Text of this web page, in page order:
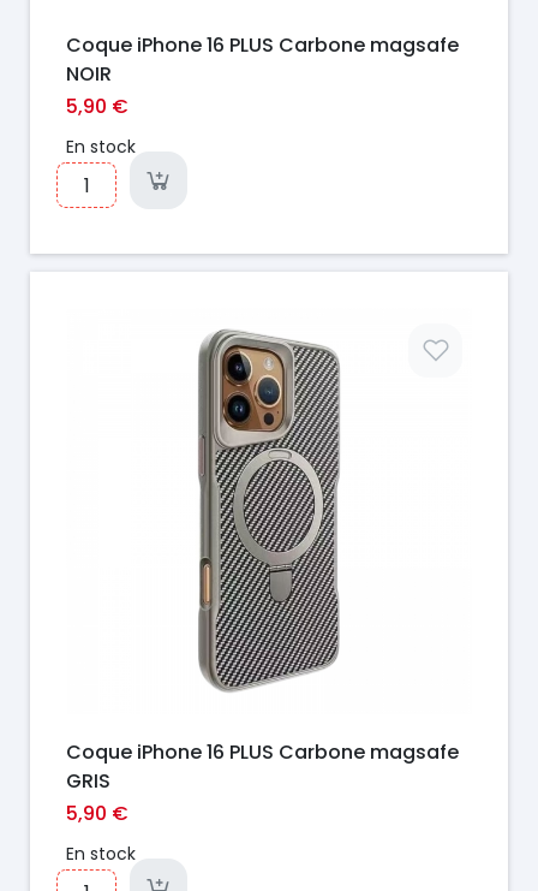
Coque iPhone 16 PLUS Carbone magsafe
NOIR
5,90 €
En stock
Coque iPhone 16 PLUS Carbone magsafe
GRIS
5,90 €
En stock